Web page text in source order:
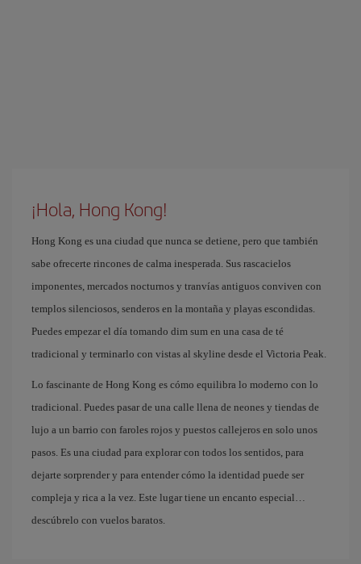
¡Hola, Hong Kong!
Hong Kong es una ciudad que nunca se detiene, pero que también
sabe ofrecerte rincones de calma inesperada. Sus rascacielos
imponentes, mercados nocturnos y tranvías antiguos conviven con
templos silenciosos, senderos en la montaña y playas escondidas.
Puedes empezar el día tomando dim sum en una casa de té
tradicional y terminarlo con vistas al skyline desde el Victoria Peak.
Lo fascinante de Hong Kong es cómo equilibra lo moderno con lo
tradicional. Puedes pasar de una calle llena de neones y tiendas de
lujo a un barrio con faroles rojos y puestos callejeros en solo unos
pasos. Es una ciudad para explorar con todos los sentidos, para
dejarte sorprender y para entender cómo la identidad puede ser
compleja y rica a la vez. Este lugar tiene un encanto especial…
descúbrelo con vuelos baratos.